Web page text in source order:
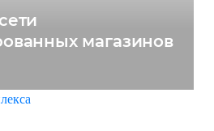
магазинов